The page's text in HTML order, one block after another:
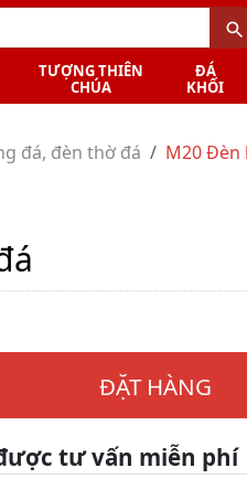
TƯỢNG THIÊN
CHÚA
ĐÁ
KHỐI
đá, đèn thờ đá M20 Đèn
ĐẶT HÀNG
tư vấn miễn phí